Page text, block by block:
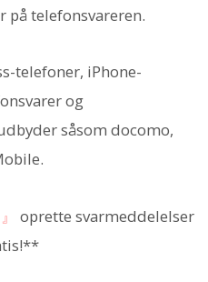
på telefonsvareren.
telefoner, iPhone-
og
såsom docomo,
oprette svarmeddelelser